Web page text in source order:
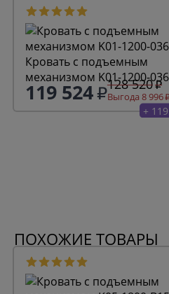
Кровать с подъемным
механизмом K01-1200-
119 524 128 520
Выгода 8 996
+
ПОХОЖИЕ ТОВАРЫ